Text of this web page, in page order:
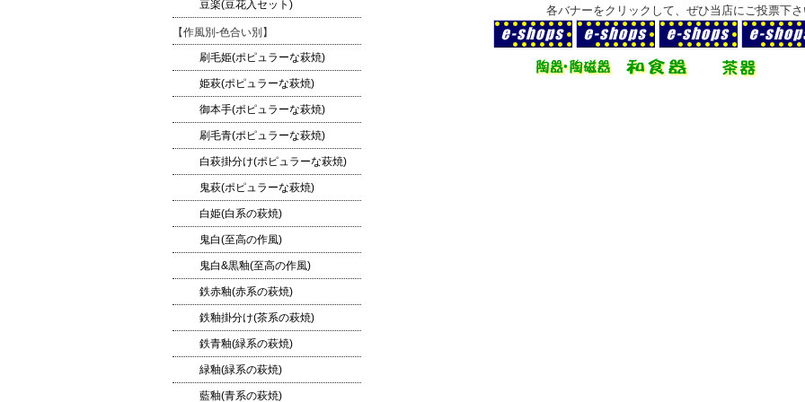
各バナーをクリックして、ぜひ当店にご投票下
豆楽(豆花入セット)
【作風別-色合い別】
刷毛姫(ポピュラーな萩焼)
姫萩(ポピュラーな萩焼)
御本手(ポピュラーな萩焼)
刷毛青(ポピュラーな萩焼)
白萩掛分け(ポピュラーな萩焼)
鬼萩(ポピュラーな萩焼)
白姫(白系の萩焼)
鬼白(至高の作風)
鬼白&黒釉(至高の作風)
鉄赤釉(赤系の萩焼)
鉄釉掛分け(茶系の萩焼)
鉄青釉(緑系の萩焼)
緑釉(緑系の萩焼)
藍釉(青系の萩焼)